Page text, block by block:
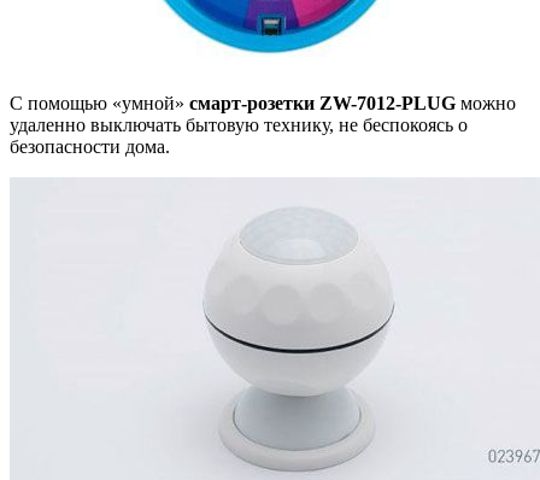
С помощью «умной» смарт-розетки ZW-7012-PLUG можно
удаленно выключать бытовую технику, не беспокоясь о
безопасности дома.